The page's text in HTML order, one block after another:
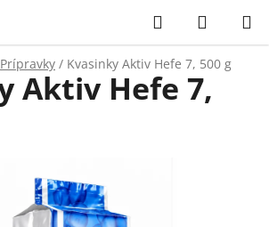
Hľadať
KOŠÍK
Prípravky / Kvasinky Aktiv Hefe 7, 500 g
Aktiv Hefe 7,